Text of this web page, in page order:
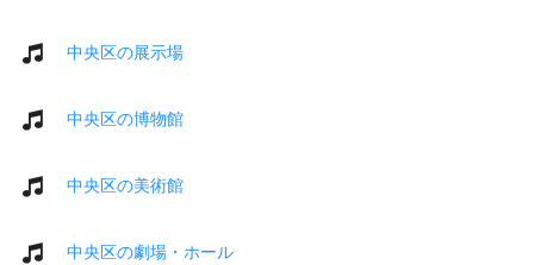
中央区の展示場
中央区の博物館
中央区の美術館
中央区の劇場・ホール